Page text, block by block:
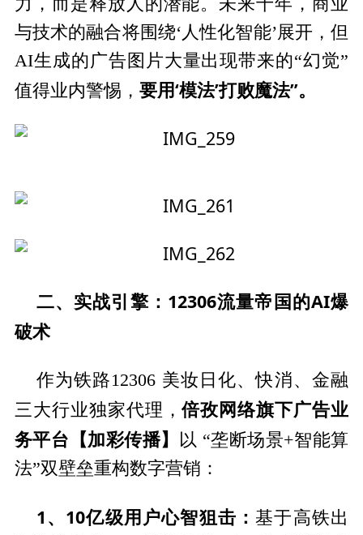
与技术的融合将围绕‘人性化智能’展开，但
AI生成的广告图片大量出现带来的“幻觉”
值得业内警惕， 要用‘模法’打败魔法”。
二、实战引擎：12306流量帝国的AI爆
破术
作为铁路12306 美妆日化、快消、金融
三大行业独家代理，倍孜网络旗下广告业
务平台【加彩传播】
以 “垄断场景+智能算
法”双壁垒重构数字营销：
1、10亿级用户心智狙击： 基于高铁出